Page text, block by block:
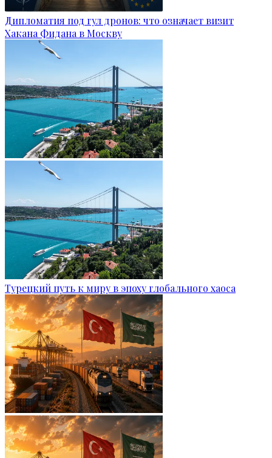
Дипломатия под гул дронов: что означает визит
Хакана Фидана в Москву
Турецкий путь к миру в эпоху глобального хаоса